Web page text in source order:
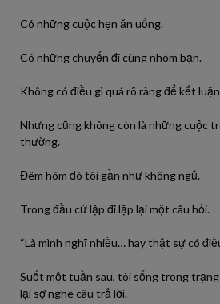
Có những cuộc hẹn ăn uống.
Có những chuyến đi cùng nhóm bạn.
Không có điều gì quá rõ ràng để kết
Nhưng cũng không còn là những cuộc
thường.
Đêm hôm đó tôi gần như không ngủ.
Trong đầu cứ lặp đi lặp lại một câu hỏi.
“Là mình nghĩ nhiều… hay thật sự có
Suốt một tuần sau, tôi sống trong
lại sợ nghe câu trả lời.